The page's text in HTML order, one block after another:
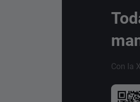
Con la